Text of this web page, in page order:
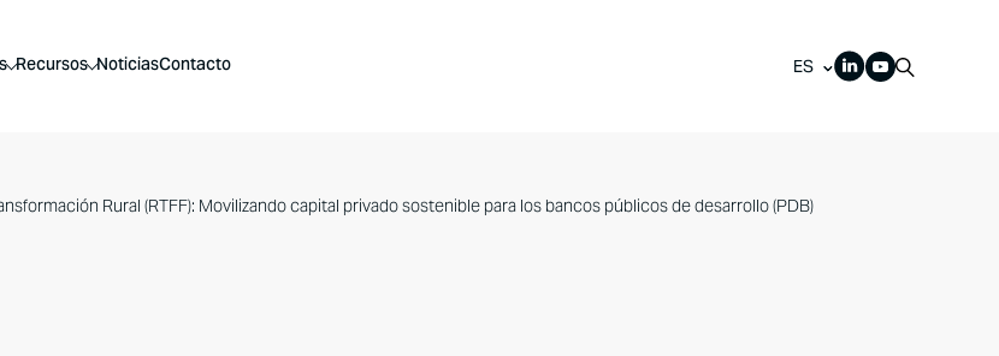
Recursos NoticiasContacto ES
Rural (RTFF): Movilizando capital privado sostenible para los bancos públicos de desarrollo (PDB)